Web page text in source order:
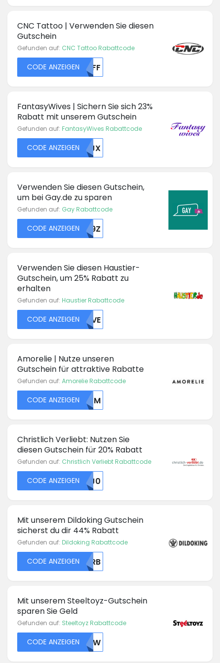
CNC Tattoo | Verwenden Sie diesen
Gutschein
Gefunden auf: CNC Tattoo Rabattcode
CODE ANZEIGEN TKFF
FantasyWives | Sichern Sie sich 23%
Rabatt mit unserem Gutschein
Gefunden auf: FantasyWives Rabattcode
CODE ANZEIGENMZJX
Verwenden Sie diesen Gutschein,
um bei Gay.de zu sparen
Gefunden auf: Gay Rabattcode
CODE ANZEIGEN RU9Z
Verwenden Sie diesen Haustier-
Gutschein, um 25% Rabatt zu
erhalten
Gefunden auf: Haustier Rabattcode
CODE ANZEIGEN NEVE
Amorelie | Nutze unseren
Gutschein für attraktive Rabatte
Gefunden auf: Amorelie Rabattcode
CODE ANZEIGEN RULM
Christlich Verliebt: Nutzen Sie
diesen Gutschein für 20% Rabatt
Gefunden auf: Christlich Verliebt Rabattcode
CODE ANZEIGENMDJ0
Mit unserem Dildoking Gutschein
sicherst du dir 44% Rabatt
Gefunden auf: Dildoking Rabattcode
CODE ANZEIGEN NDRB
Mit unserem Steeltoyz-Gutschein
sparen Sie Geld
Gefunden auf: Steeltoyz Rabattcode
CODE ANZEIGENRU5W